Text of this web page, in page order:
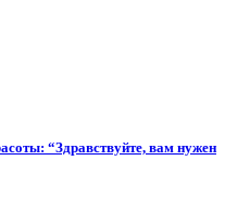
“Здравствуйте, вам нужен